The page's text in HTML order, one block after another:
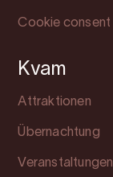
Cookie consent
Kvam
Attraktionen
Übernachtung
Veranstaltungen